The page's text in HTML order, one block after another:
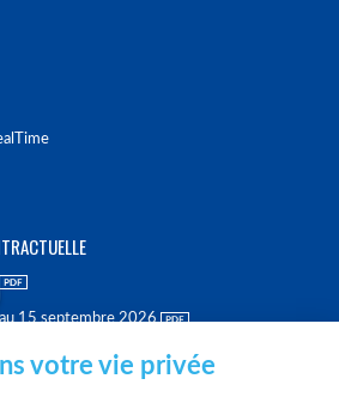
15 septembre 2026
votre vie privée